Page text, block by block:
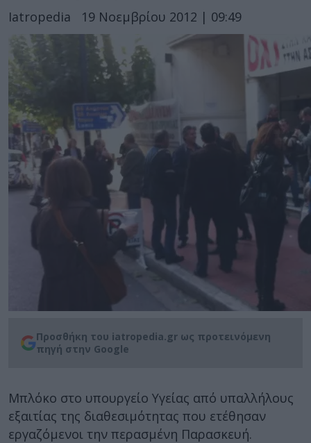
Iatropedia 19 Νοεμβρίου 2012 | 09:49
Προσθήκη του iatropedia.gr ως προτεινόμενη
πηγή στην Google
Μπλόκο στο υπουργείο Υγείας από υπαλλήλους
εξαιτίας της διαθεσιμότητας που ετέθησαν
εργαζόμενοι την περασμένη Παρασκευή.